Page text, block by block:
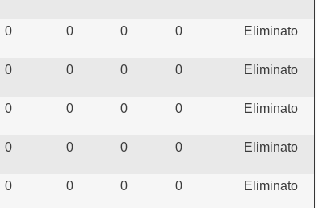
0 0 0 0 Eliminato
0 0 0 0 Eliminato
0 0 0 0 Eliminato
0 0 0 0 Eliminato
0 0 0 0 Eliminato